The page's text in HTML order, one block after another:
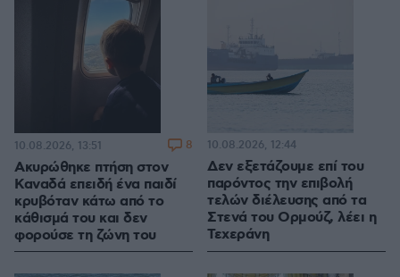
Ακυρώθηκε πτήση στον
Καναδά επειδή ένα παιδί
κρυβόταν κάτω από το
κάθισμά του και δεν
φορούσε τη ζώνη του
10.08.2026, 13:51 8
Δεν εξετάζουμε επί του
παρόντος την επιβολή
τελών διέλευσης από τα
Στενά του Ορμούζ, λέει η
Τεχεράνη
10.08.2026, 12:44